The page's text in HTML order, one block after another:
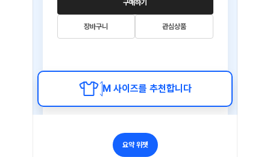
구매하기
장바구니 관심상품
M 사이즈를 추천합니다
요약 위젯